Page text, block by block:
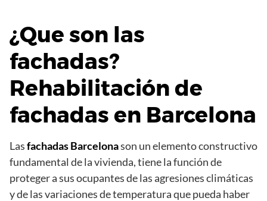
¿Que son las
fachadas?
Rehabilitación de
fachadas en Barcelona
Lasfachadas Barcelonason un elemento constructivo
fundamental de la vivienda, tiene la función de
proteger a sus ocupantes de las agresiones climáticas
y de las variaciones de temperatura que pueda haber